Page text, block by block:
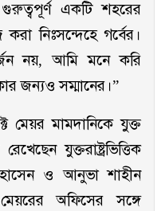
একটি শহরের
নিঃসন্দেহে গর্বের।
নয়, আমি মনে করি
জন্যও সম্মানের।”
মেয়র মামদানিকে যুক্ত
যুক্তরাষ্ট্রভিত্তিক
হোসেন ও আনুভা শাহীন
অফিসের সঙ্গে